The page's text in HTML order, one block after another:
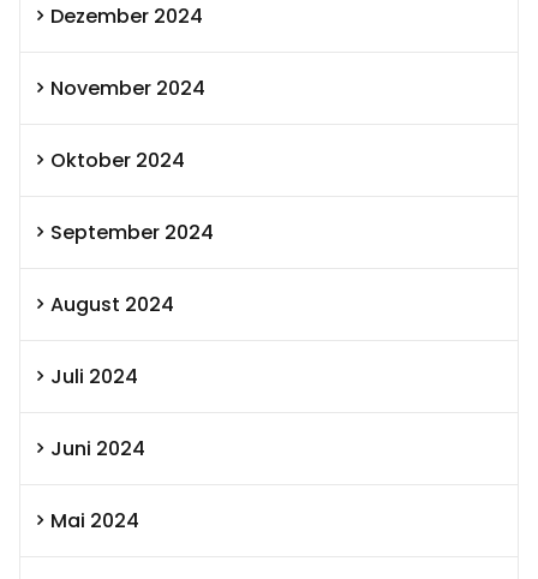
Dezember 2024
November 2024
Oktober 2024
September 2024
August 2024
Juli 2024
Juni 2024
Mai 2024